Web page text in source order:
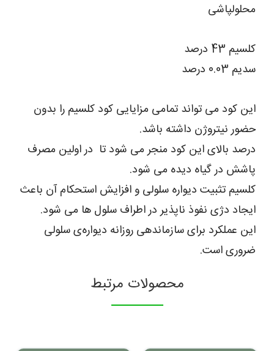
محلولپاشی
کلسیم 43 درصد
سدیم 0.03 درصد
این کود می تواند تمامی مزایایی کود کلسیم را بدون
حضور نیتروژن داشته باشد.
درصد بالای این کود منجر می شود تا در اولین مصرف
پاشش در گیاه دیده می شود.
کلسیم تثبیت دیواره سلولی و افزایش استحکام آن باعث
ایجاد دژی نفوذ ناپذیر در اطراف سلول ها می شود.
این عملکرد برای سازماندهی روزانه دیواره‌ی سلولی
ضروری است.
محصولات مرتبط